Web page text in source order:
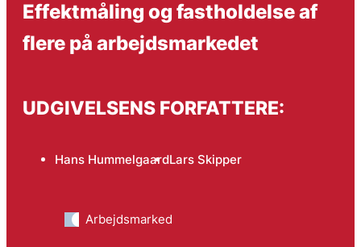
Effektmåling og fastholdelse af
flere på arbejds­markedet
UDGIVELSENS FORFATTERE:
Hans HummelgaardLars Skipper
Arbejdsmarked